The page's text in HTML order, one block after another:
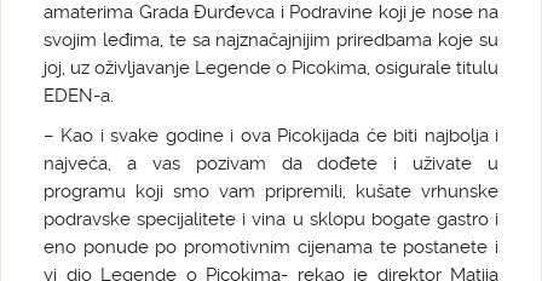
amaterima Grada Đurđevca i Podravine koji je nose na
svojim leđima, te sa najznačajnijim priredbama koje su
joj, uz oživljavanje Legende o Picokima, osigurale titulu
EDEN-a.
– Kao i svake godine i ova Picokijada će biti najbolja i
najveća, a vas pozivam da dođete i uživate u
programu koji smo vam pripremili, kušate vrhunske
podravske specijalitete i vina u sklopu bogate gastro i
eno ponude po promotivnim cijenama te postanete i
vi dio Legende o Picokima- rekao je direktor Matija